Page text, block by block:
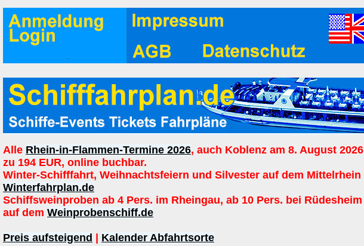
Alle Rhein-in-Flammen-Termine 2026, auch Koblenz am 8. August 2026
zu 194 EUR, online buchbar.
Winter-Schifffahrt, Weihnachtsfeiern und Silvester auf dem Mittelrhein
Winterfahrplan.de
Schiffsweinproben ab 4 Pers. im Rheingau, ab 10 Pers. bei Rüdesheim
auf dem Weinprobenschiff.de
Preis aufsteigend Kalender Abfahrtsorte